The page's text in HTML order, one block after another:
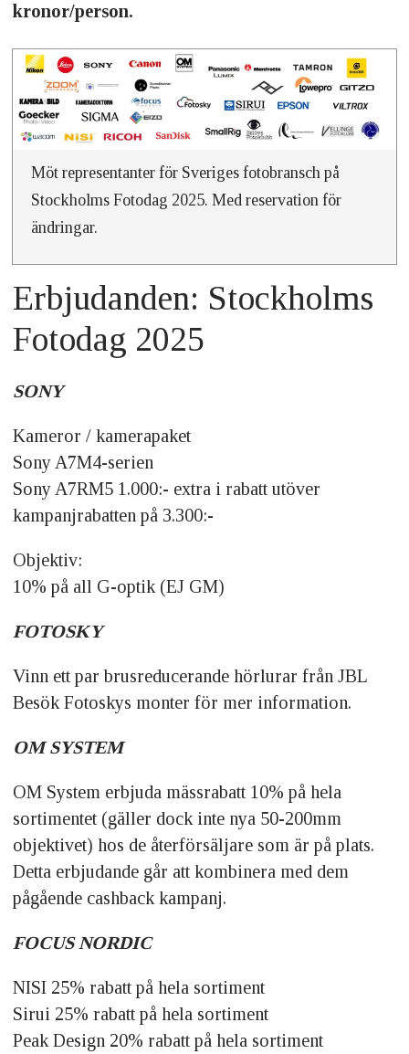
kronor/person.
Möt representanter för Sveriges fotobransch på
Stockholms Fotodag 2025. Med reservation för
ändringar.
Erbjudanden: Stockholms
Fotodag 2025
SONY
Kameror / kamerapaket
Sony A7M4-serien
Sony A7RM5 1.000:- extra i rabatt utöver
kampanjrabatten på 3.300:-
Objektiv:
10% på all G-optik (EJ GM)
FOTOSKY
Vinn ett par brusreducerande hörlurar från JBL
Besök Fotoskys monter för mer information.
OM SYSTEM
OM System erbjuda mässrabatt 10% på hela
sortimentet (gäller dock inte nya 50-200mm
objektivet) hos de återförsäljare som är på plats.
Detta erbjudande går att kombinera med dem
pågående cashback kampanj.
FOCUS NORDIC
NISI 25% rabatt på hela sortiment
Sirui 25% rabatt på hela sortiment
Peak Design 20% rabatt på hela sortiment